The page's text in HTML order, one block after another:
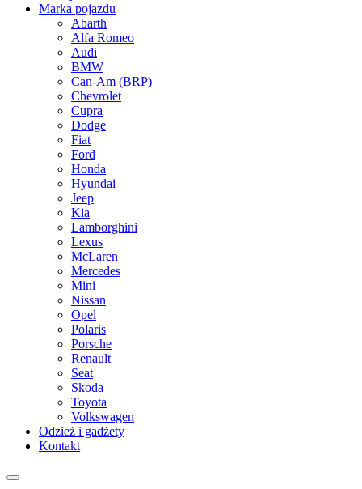
Marka pojazdu
Abarth
Alfa Romeo
Audi
BMW
Can-Am (BRP)
Chevrolet
Cupra
Dodge
Fiat
Ford
Honda
Hyundai
Jeep
Kia
Lamborghini
Lexus
McLaren
Mercedes
Mini
Nissan
Opel
Polaris
Porsche
Renault
Seat
Skoda
Toyota
Volkswagen
Odzież i gadżety
Kontakt